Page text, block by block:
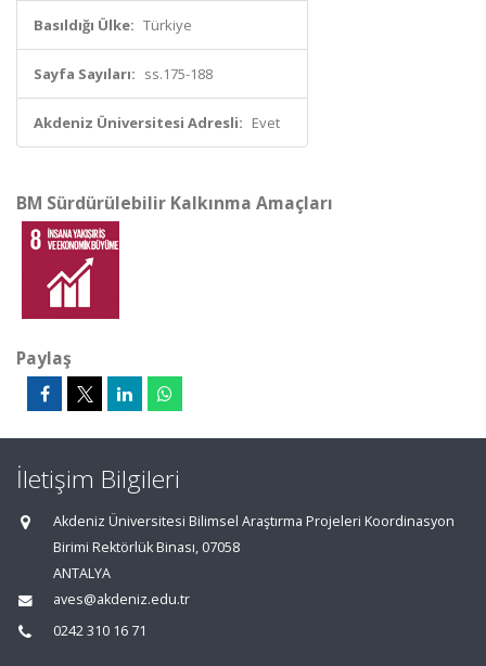
Basıldığı Ülke: Türkiye
Sayfa Sayıları: ss.175-188
Akdeniz Üniversitesi Adresli: Evet
BM Sürdürülebilir Kalkınma Amaçları
Paylaş
İletişim Bilgileri
Akdeniz Üniversitesi Bilimsel Araştırma Projeleri Koordinasyon
Birimi Rektörlük Binası, 07058
ANTALYA
aves@akdeniz.edu.tr
0242 310 16 71